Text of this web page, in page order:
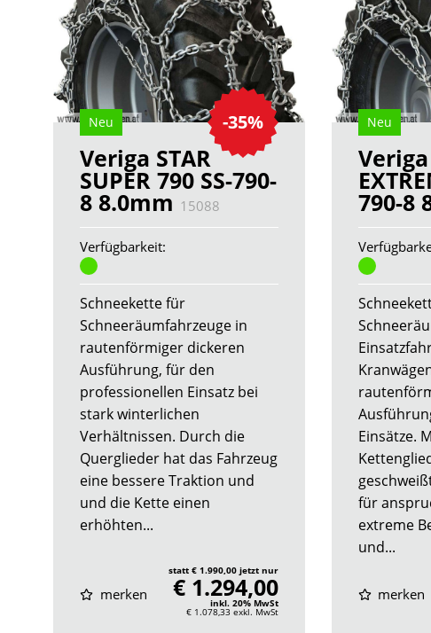
-35%
Neu
Veriga STAR
SUPER 790 SS-790-
8 8.0mm 15088
Verfügbarkeit:
Schneekette für
Schneeräumfahrzeuge in
rautenförmiger dickeren
Ausführung, für den
professionellen Einsatz bei
stark winterlichen
Verhältnissen. Durch die
Querglieder hat das Fahrzeug
eine bessere Traktion und
und die Kette einen
erhöhten...
merken
statt € 1.990,00 jetzt nur
€ 1.294,00
inkl. 20% MwSt
€ 1.078,33 exkl. MwSt
Neu
Veriga
790-8
Einsätze.
für
extreme
und...
merken